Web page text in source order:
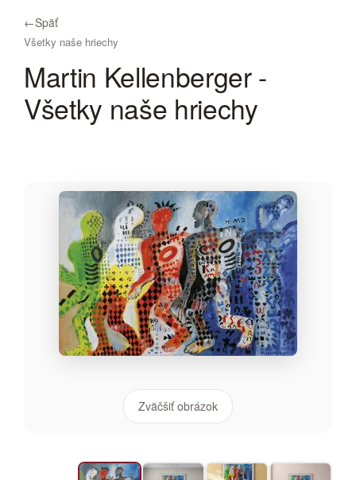
←Späť
Všetky naše hriechy
Martin Kellenberger -
Všetky naše hriechy
Zväčšiť obrázok